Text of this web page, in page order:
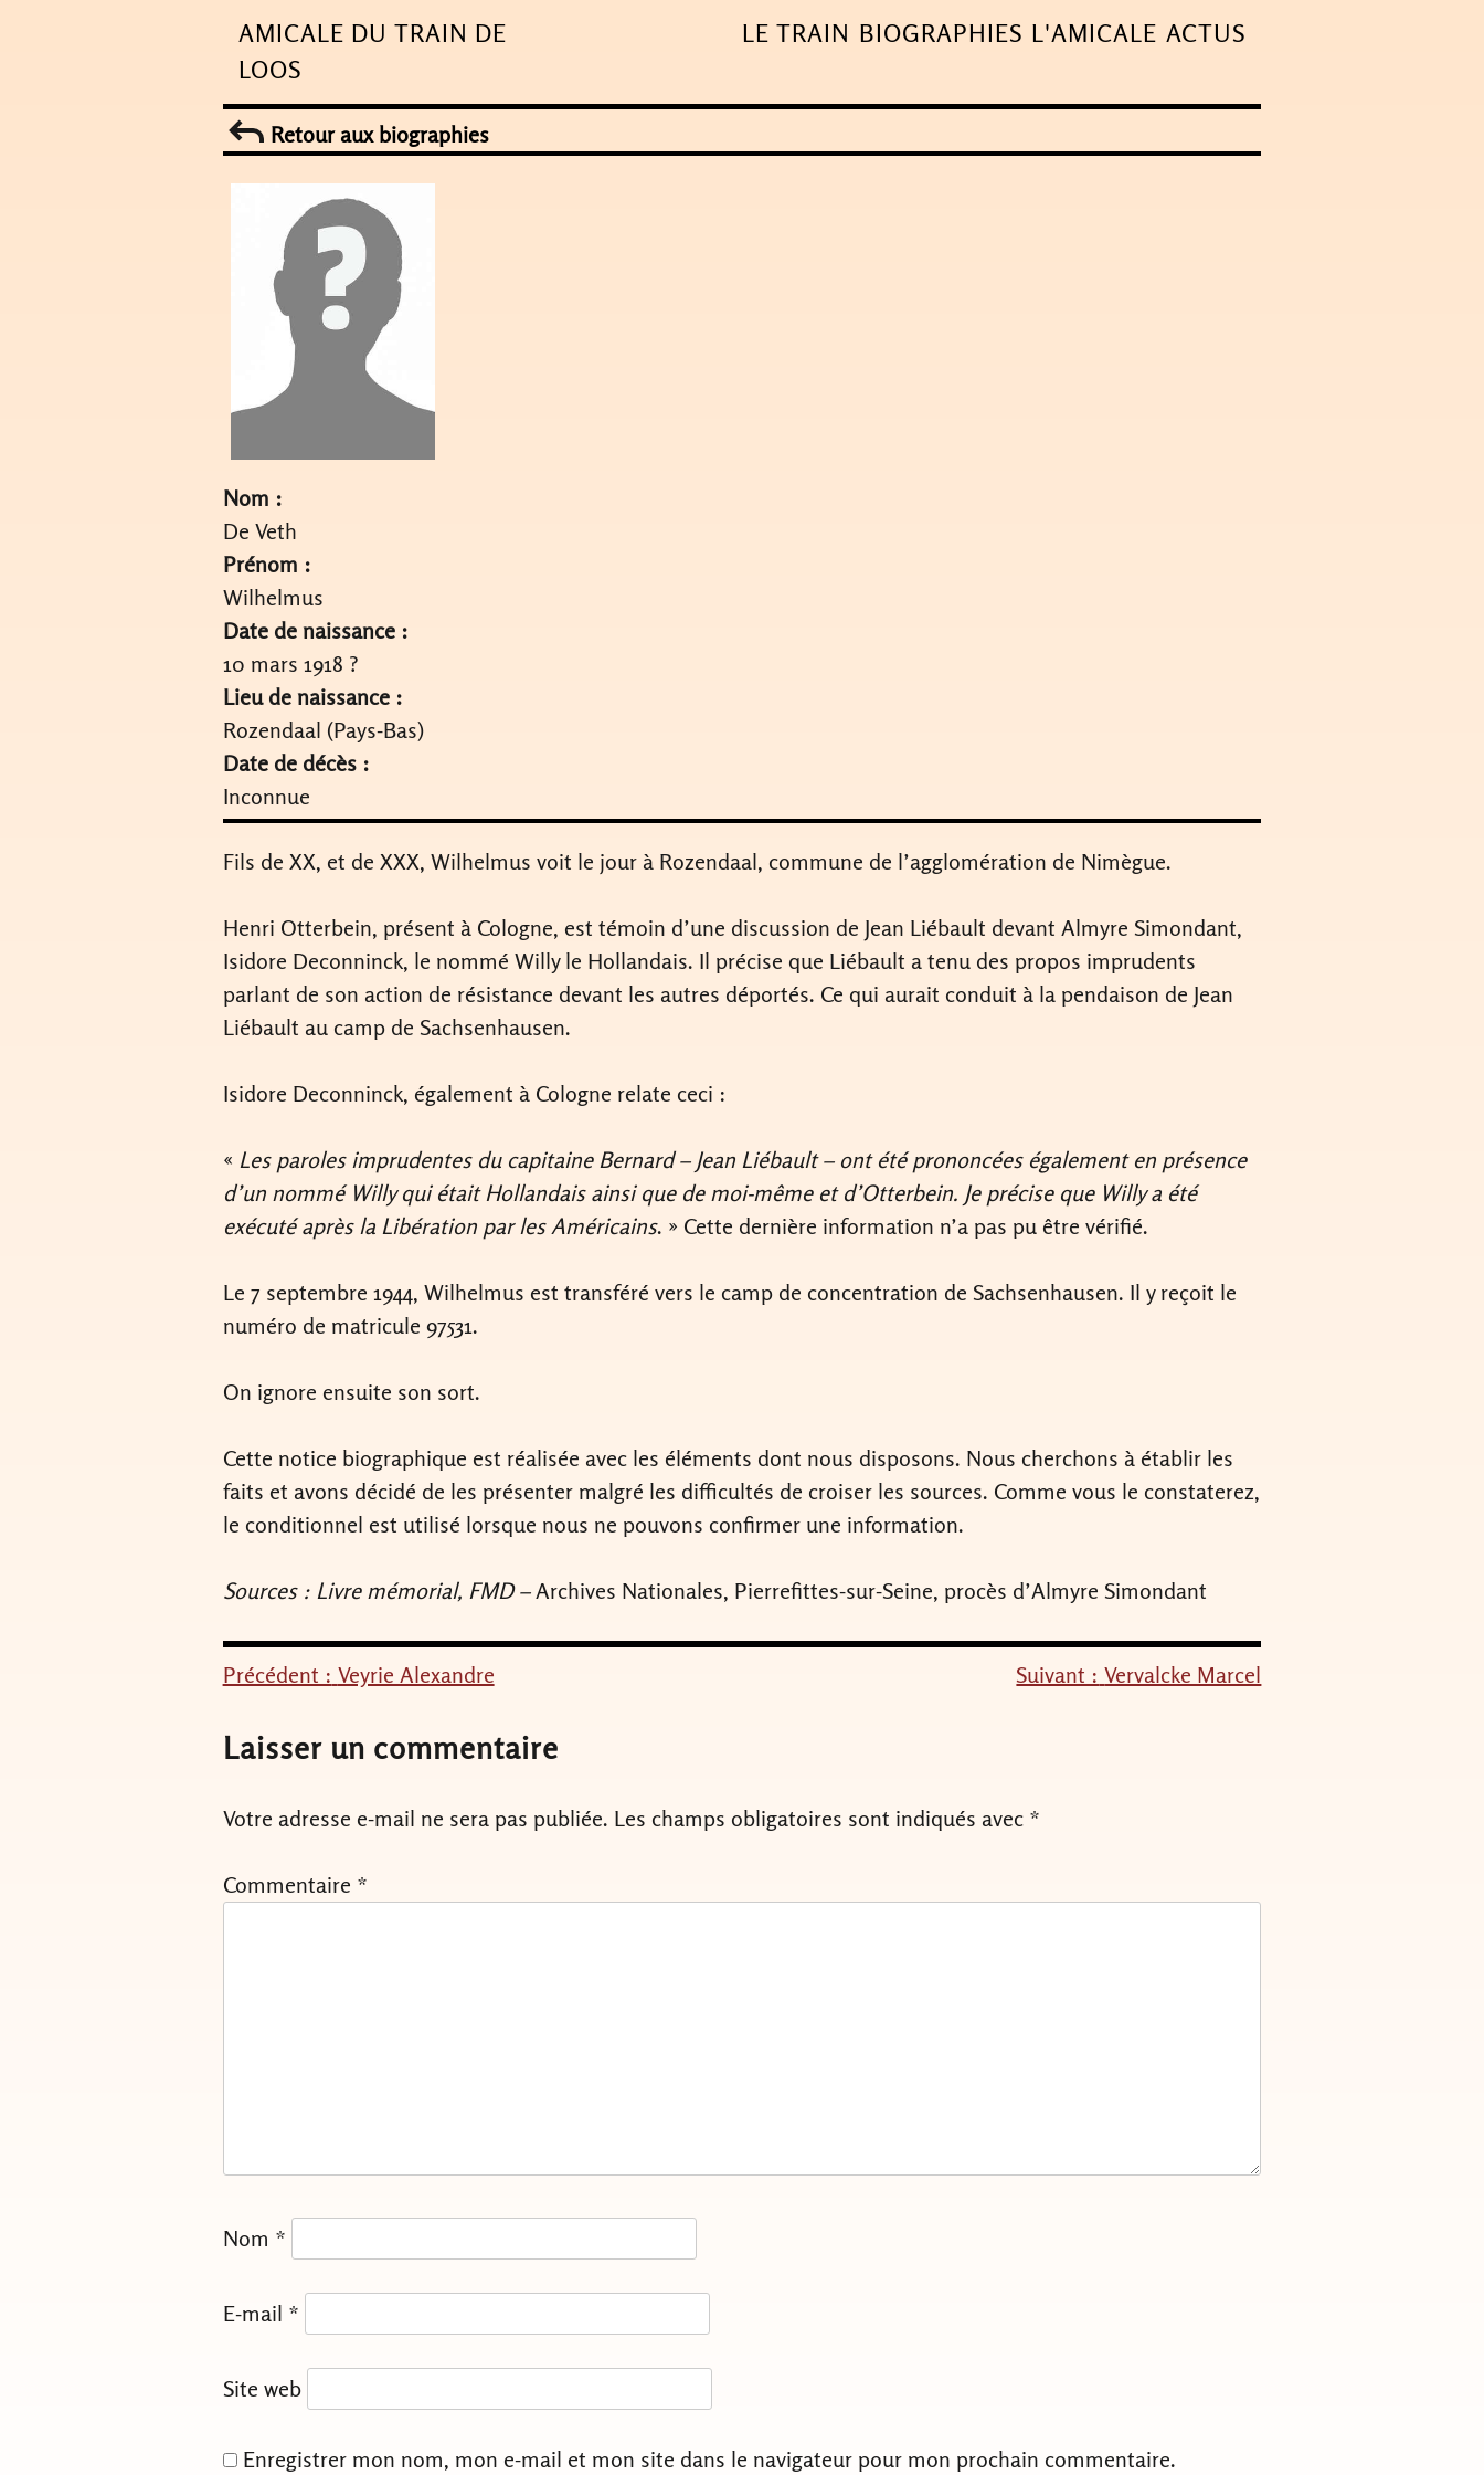
to
content
AMICALE DU TRAIN DE
LOOS
LE TRAIN BIOGRAPHIES L'AMICALE ACTUS
Retour aux biographies
Nom :
De Veth
Prénom :
Wilhelmus
Date de naissance :
10 mars 1918 ?
Lieu de naissance :
Rozendaal (Pays-Bas)
Date de décès :
Inconnue
Fils de XX, et de XXX, Wilhelmus voit le jour à Rozendaal, commune de l’agglomération de Nimègue.
Henri Otterbein, présent à Cologne, est témoin d’une discussion de Jean Liébault devant Almyre Simondant,
Isidore Deconninck, le nommé Willy le Hollandais. Il précise que Liébault a tenu des propos imprudents
parlant de son action de résistance devant les autres déportés. Ce qui aurait conduit à la pendaison de Jean
Liébault au camp de Sachsenhausen.
Isidore Deconninck, également à Cologne relate ceci :
« Les paroles imprudentes du capitaine Bernard – Jean Liébault – ont été prononcées également en présence
d’un nommé Willy qui était Hollandais ainsi que de moi-même et d’Otterbein. Je précise que Willy a été
exécuté après la Libération par les Américains. » Cette dernière information n’a pas pu être vérifié.
Le 7 septembre 1944, Wilhelmus est transféré vers le camp de concentration de Sachsenhausen. Il y reçoit le
numéro de matricule 97531.
On ignore ensuite son sort.
Cette notice biographique est réalisée avec les éléments dont nous disposons. Nous cherchons à établir les
faits et avons décidé de les présenter malgré les difficultés de croiser les sources. Comme vous le constaterez,
le conditionnel est utilisé lorsque nous ne pouvons confirmer une information.
Sources : Livre mémorial, FMD –Archives Nationales, Pierrefittes-sur-Seine, procès d’Almyre Simondant
Navigation
de
Précédent : Veyrie Alexandre Suivant : Vervalcke Marcel
Laisser un commentaire
Votre adresse e-mail ne sera pas publiée. Les champs obligatoires sont indiqués avec *
Commentaire *
Nom *
E-mail *
Site web
Enregistrer mon nom, mon e-mail et mon site dans le navigateur pour mon prochain commentaire.